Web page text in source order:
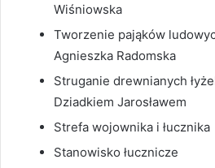
Wiśniowska
Tworzenie pająków
Agnieszka Radomska
Struganie drewnianych
Dziadkiem Jarosławem
Strefa wojownika i łucznika
Stanowisko łucznicze